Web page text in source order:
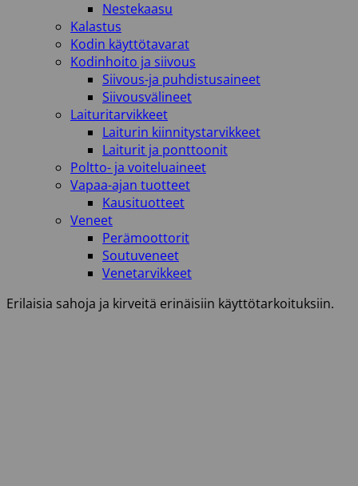
Nestekaasu
Kalastus
Kodin käyttötavarat
Kodinhoito ja siivous
Siivous-ja puhdistusaineet
Siivousvälineet
Laituritarvikkeet
Laiturin kiinnitystarvikkeet
Laiturit ja ponttoonit
Poltto- ja voiteluaineet
Vapaa-ajan tuotteet
Kausituotteet
Veneet
Perämoottorit
Soutuveneet
Venetarvikkeet
Erilaisia sahoja ja kirveitä erinäisiin käyttötarkoituksiin.